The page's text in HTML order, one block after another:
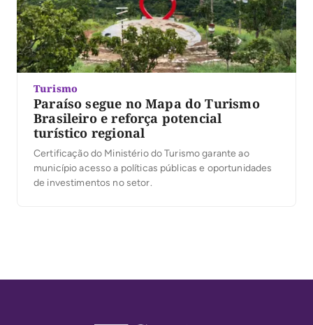
Turismo
Paraíso segue no Mapa do Turismo
Brasileiro e reforça potencial
turístico regional
Certificação do Ministério do Turismo garante ao
município acesso a políticas públicas e oportunidades
de investimentos no setor.